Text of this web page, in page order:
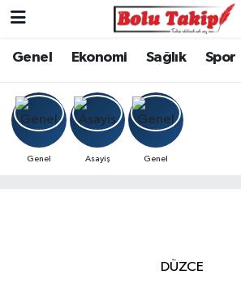
Genel Ekonomi Sağlık Spor
Genel Asayiş Genel
DÜZCE